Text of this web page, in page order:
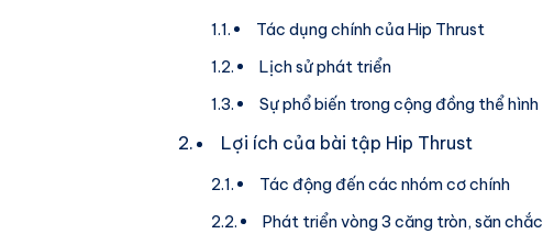
Tác dụng chính của Hip Thrust
Lịch sử phát triển
Sự phổ biến trong cộng đồng thể hình
Lợi ích của bài tập Hip Thrust
Tác động đến các nhóm cơ chính
Phát triển vòng 3 căng tròn, săn chắc